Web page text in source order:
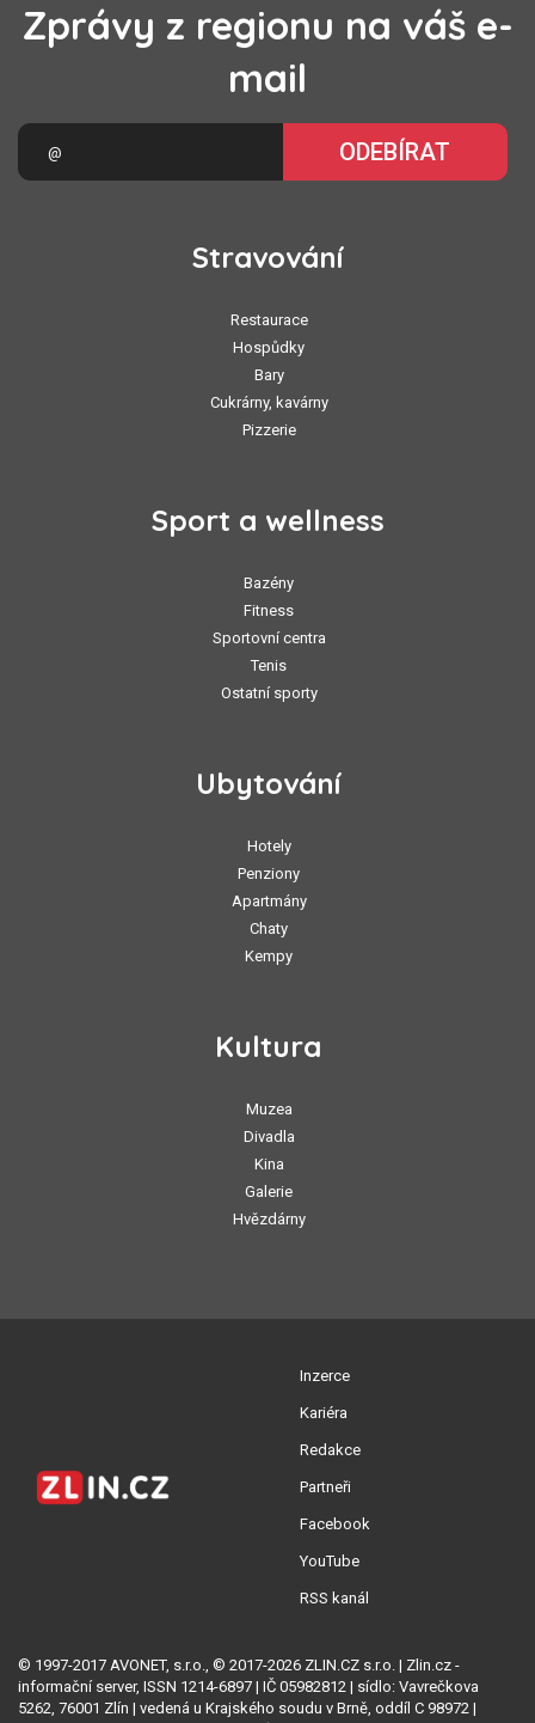
Zprávy z regionu na váš e-
mail
ODEBÍRAT
Stravování
Restaurace
Hospůdky
Bary
Cukrárny, kavárny
Pizzerie
Sport a wellness
Bazény
Fitness
Sportovní centra
Tenis
Ostatní sporty
Ubytování
Hotely
Penziony
Apartmány
Chaty
Kempy
Kultura
Muzea
Divadla
Kina
Galerie
Hvězdárny
Inzerce
Kariéra
Redakce
Partneři
Facebook
YouTube
RSS kanál
© 1997-2017 AVONET, s.r.o., © 2017-2026 ZLIN.CZ s.r.o. | Zlin.cz -
informační server, ISSN 1214-6897 | IČ 05982812 | sídlo: Vavrečkova
5262, 76001 Zlín | vedená u Krajského soudu v Brně, oddíl C 98972 |